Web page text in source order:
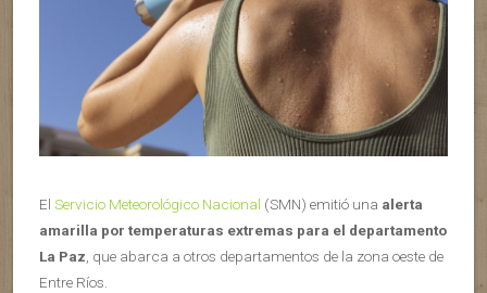
El Servicio Meteorológico Nacional (SMN) emitió una alerta
amarilla por temperaturas extremas para el departamento
La Paz, que abarca a otros departamentos de la zona oeste de
Entre Ríos.